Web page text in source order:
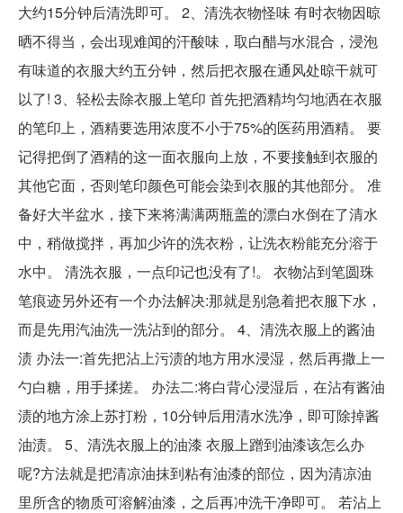
大约15分钟后清洗即可。 2、清洗衣物怪味 有时衣物因晾
晒不得当，会出现难闻的汗酸味，取白醋与水混合，浸泡
有味道的衣服大约五分钟，然后把衣服在通风处晾干就可
以了! 3、轻松去除衣服上笔印 首先把酒精均匀地洒在衣服
的笔印上，酒精要选用浓度不小于75%的医药用酒精。 要
记得把倒了酒精的这一面衣服向上放，不要接触到衣服的
其他它面，否则笔印颜色可能会染到衣服的其他部分。 准
备好大半盆水，接下来将满满两瓶盖的漂白水倒在了清水
中，稍做搅拌，再加少许的洗衣粉，让洗衣粉能充分溶于
水中。 清洗衣服，一点印记也没有了!。 衣物沾到笔圆珠
笔痕迹另外还有一个办法解决:那就是别急着把衣服下水，
而是先用汽油洗一洗沾到的部分。 4、清洗衣服上的酱油
渍 办法一:首先把沾上污渍的地方用水浸湿，然后再撒上一
勺白糖，用手揉搓。 办法二:将白背心浸湿后，在沾有酱油
渍的地方涂上苏打粉，10分钟后用清水洗净，即可除掉酱
油渍。 5、清洗衣服上的油漆 衣服上蹭到油漆该怎么办
呢?方法就是把清凉油抹到粘有油漆的部位，因为清凉油
里所含的物质可溶解油漆，之后再冲洗干净即可。 若沾上